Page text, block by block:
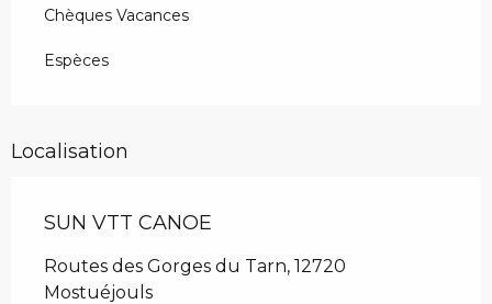
Chèques Vacances
Espèces
Localisation
SUN VTT CANOE
Routes des Gorges du Tarn, 12720
Mostuéjouls